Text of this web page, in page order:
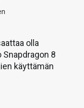
olla
8
käyttämän